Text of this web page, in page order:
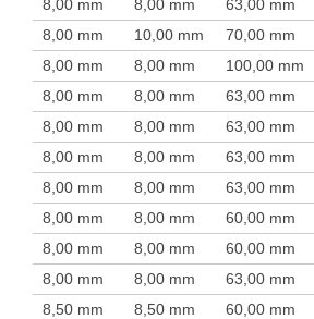
8,00 mm
8,00 mm 63,00 mm
8,00 mm
10,00 mm 70,00 mm
8,00 mm
8,00 mm 100,00 mm
8,00 mm
8,00 mm 63,00 mm
8,00 mm
8,00 mm 63,00 mm
8,00 mm
8,00 mm 63,00 mm
8,00 mm
8,00 mm 63,00 mm
8,00 mm
8,00 mm 60,00 mm
8,00 mm
8,00 mm 60,00 mm
8,00 mm
8,00 mm 63,00 mm
8,50 mm
8,50 mm 60,00 mm